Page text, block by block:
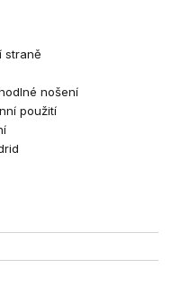
straně
nošení
použití